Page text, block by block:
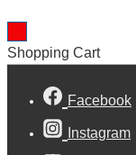
Shopping Cart
Facebook
Instagram